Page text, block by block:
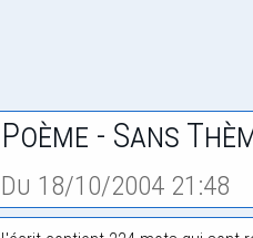
Poème - Sans
Du 18/10/2004 21:48